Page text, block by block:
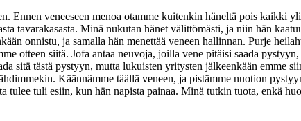
Ennen veneeseen menoa otamme kuitenkin häneltä pois kaikki
tavarakasasta. Minä nukutan hänet välittömästi, ja niin hän
onnistu, ja samalla hän menettää veneen hallinnan. Purje
otteen siitä. Jofa antaa neuvoja, joilla vene pitäisi saada
sitä tästä pystyyn, mutta lukuisten yritysten jälkeenkään emme
Käännämme täällä veneen, ja pistämme nuotion
tuli esiin, kun hän napista painaa. Minä tutkin tuota, enkä